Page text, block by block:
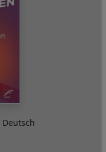
Deutsch